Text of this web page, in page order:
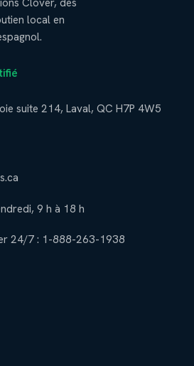
local en
suite 214, Laval, QC H7P 4W5
9 h à 18 h
24/7 : 1-888-263-1938